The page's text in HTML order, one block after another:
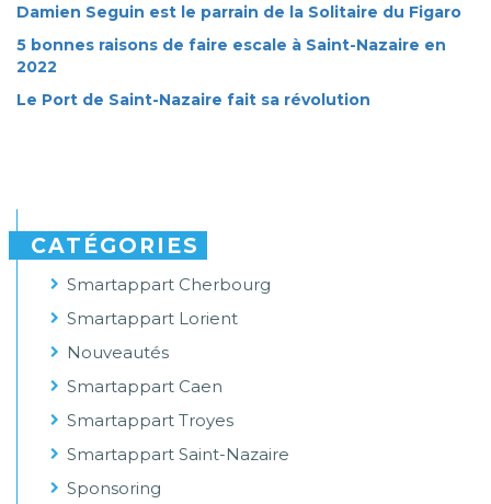
Damien Seguin est le parrain de la Solitaire du Figaro
5 bonnes raisons de faire escale à Saint-Nazaire en
2022
Le Port de Saint-Nazaire fait sa révolution
CATÉGORIES
Smartappart Cherbourg
Smartappart Lorient
Nouveautés
Smartappart Caen
Smartappart Troyes
Smartappart Saint-Nazaire
Sponsoring